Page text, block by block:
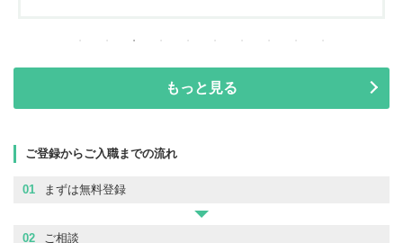
もっと見る
ご登録からご入職までの流れ
01 まずは無料登録
02 ご相談